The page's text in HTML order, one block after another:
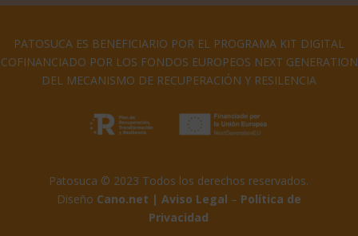
PATOSUCA ES BENEFICIARIO POR EL PROGRAMA KIT DIGITAL
COFINANCIADO POR LOS FONDOS EUROPEOS NEXT GENERATION
DEL MECANISMO DE RECUPERACIÓN Y RESILENCIA
Patosuca © 2023 Todos los derechos reservados.
Diseño Cano.net | Aviso Legal – Política de
Privacidad